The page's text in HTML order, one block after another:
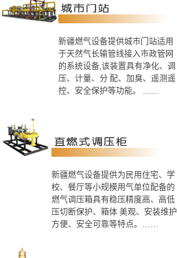
新疆燃气设备提供城市门站适用
于天然气长输管线接入市政管网
的系统设备,该装置具有净化、调
压、计量、分 配、加臭、遥测遥
控、安全保护等功能。 ……
新疆燃气设备提供为民用住宅、学
校、餐厅等小规模用气单位配备的
燃气调压箱具有稳压精度高、高低
压切断保护、箱体 美观、安装维护
方便、安全可靠等特点。……